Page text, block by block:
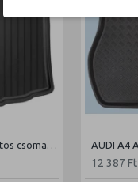
AUDI A3 2003- Méretpontos csomagtértálca
12 387 Ft